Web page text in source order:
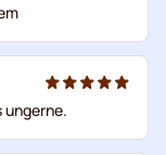
ungerne.